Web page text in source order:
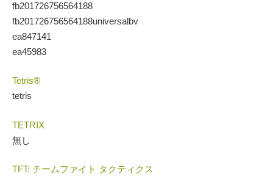
fb201726756564188
fb201726756564188universalbv
ea847141
ea45983
Tetris®
tetris
TETRIX
無し
TFT: チームファイト タクティクス